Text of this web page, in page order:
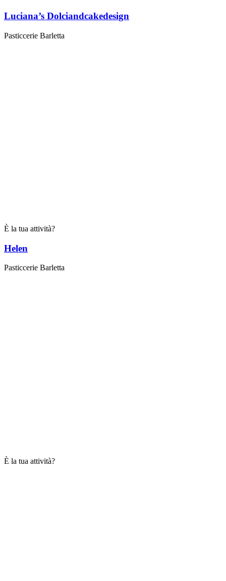
Luciana’s Dolciandcakedesign
Pasticcerie Barletta
È la tua attività?
Helen
Pasticcerie Barletta
È la tua attività?